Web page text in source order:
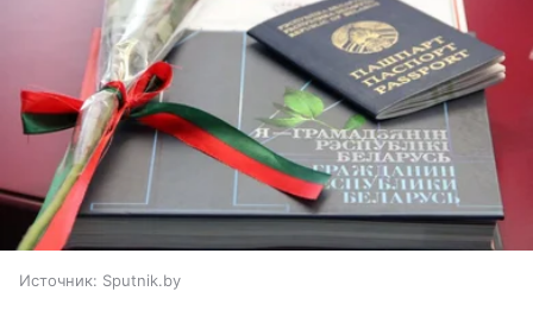
Источник: Sputnik.by